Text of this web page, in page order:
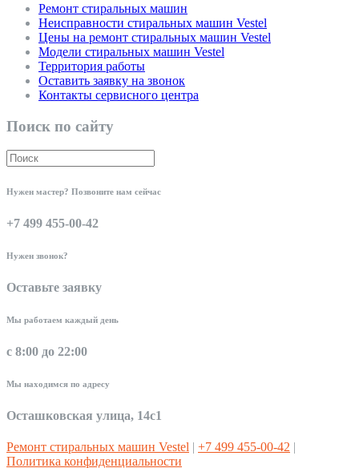
Ремонт стиральных машин
Неисправности стиральных машин Vestel
Цены на ремонт стиральных машин Vestel
Модели стиральных машин Vestel
Территория работы
Оставить заявку на звонок
Контакты сервисного центра
Поиск по сайту
Нужен мастер? Позвоните нам сейчас
+7 499 455-00-42
Нужен звонок?
Оставьте заявку
Мы работаем каждый день
с 8:00 до 22:00
Мы находимся по адресу
Осташковская улица, 14с1
Ремонт стиральных машин Vestel | +7 499 455-00-42 |
Политика конфиденциальности